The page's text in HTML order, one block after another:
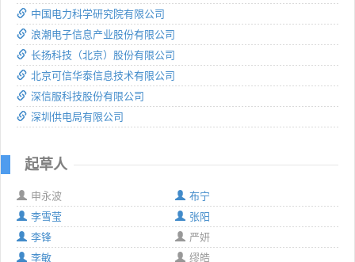
中国电力科学研究院有限公司
浪潮电子信息产业股份有限公司
长扬科技（北京）股份有限公司
北京可信华泰信息技术有限公司
深信服科技股份有限公司
深圳供电局有限公司
起草人
申永波
布宁
李雪莹
张阳
李锋
严妍
李敏
缪皓